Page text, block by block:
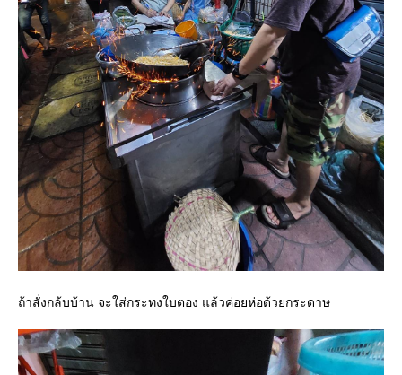
ถ้าสั่งกล้บบ้าน จะใส่กระทงใบตอง แล้วค่อยห่อด้วยกระดาษ